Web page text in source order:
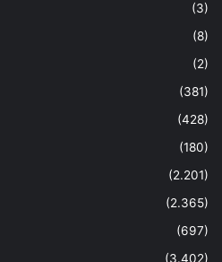
(3)
(8)
(2)
(381)
(428)
(180)
(2.201)
(2.365)
(697)
(3.402)